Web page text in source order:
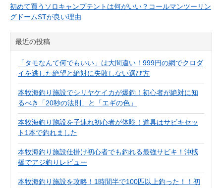
初めて買うソロキャンプテントは何がいい？コールマンツーリン
グドームSTが良い理由
最近の投稿
「タモなんて何でもいい」は大間違い！999円の網でクロダ
イを逃した絶望と絶対に失敗しない選び方
本牧海釣り施設でシリヤケイカが爆釣！初心者が絶対に知
るべき「20秒の法則」と「エギの色」
本牧海釣り施設を子連れ初心者が体験！道具はサビキセッ
ト1本で釣れました
本牧海釣り施設仕掛け初心者でも釣れる最強サビキ！沖桟
橋でアジ釣りレビュー
本牧海釣り施設を攻略！1時間半で100匹以上釣った！！初